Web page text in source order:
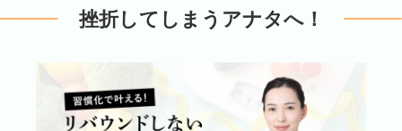
挫折してしまうアナタへ！